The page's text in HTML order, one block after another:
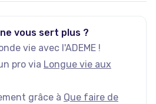
vous sert plus ?
vie avec l'ADEME !
pro via Longue vie aux
grâce à Que faire de